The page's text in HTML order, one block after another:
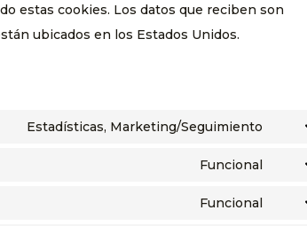
estas cookies. Los datos que reciben son
ubicados en los Estados Unidos.
Estadísticas, Marketing/Seguimiento
Funcional
Funcional